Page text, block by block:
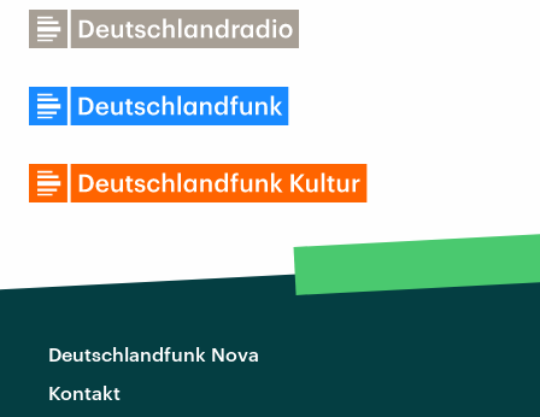
Deutschlandfunk Nova
Kontakt